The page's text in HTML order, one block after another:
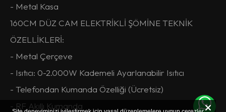
- Metal Kasa
160CM DÜZ CAM ELEKTRİKLİ ŞÖMİNE TEKNİK
ÖZELLİKLERİ:
- Metal Çerçeve
- Isıtıcı: 0-2.000W Kademeli Ayarlanabilir Isıtıcı
- Telefondan Kumanda Özelliği (Ücretsiz)
- RF Akıllı Kumanda